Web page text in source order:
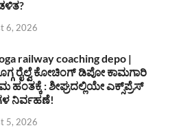
6, 2026
railway coaching depo |
ರೈಲ್ವೆ ಕೋಚಿಂಗ್ ಡಿಪೋ ಕಾಮಗಾರಿ
ಹಂತಕ್ಕೆ : ಶೀಘ್ರದಲ್ಲಿಯೇ ಎಕ್ಸ್‌ಪ್ರೆಸ್
ನಿರ್ವಹಣೆ!
5, 2026